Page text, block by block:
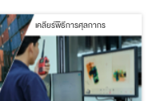
เคลียร์พิธีการศุลกากร